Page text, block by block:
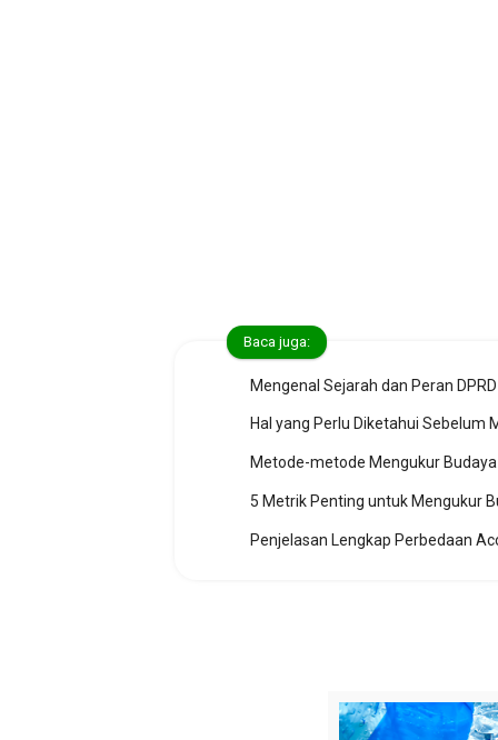
Baca juga:
Mengenal Sejarah dan Peran
Hal yang Perlu Diketahui Sebelum
5 Metrik Penting untuk Mengukur